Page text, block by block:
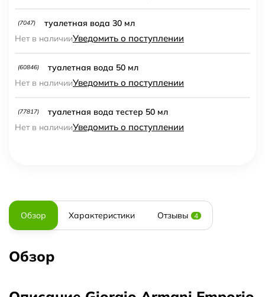
(7047)
туалетная вода 30 мл
Нет в наличииУведомить о поступлении
(60846)
туалетная вода 50 мл
Нет в наличииУведомить о поступлении
(77817)
туалетная вода тестер 50 мл
Нет в наличииУведомить о поступлении
Обзор Характеристики Отзывы 4
Обзор